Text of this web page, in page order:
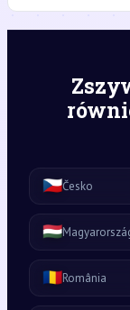
🇨🇿Česko
🇭🇺
🇷🇴România